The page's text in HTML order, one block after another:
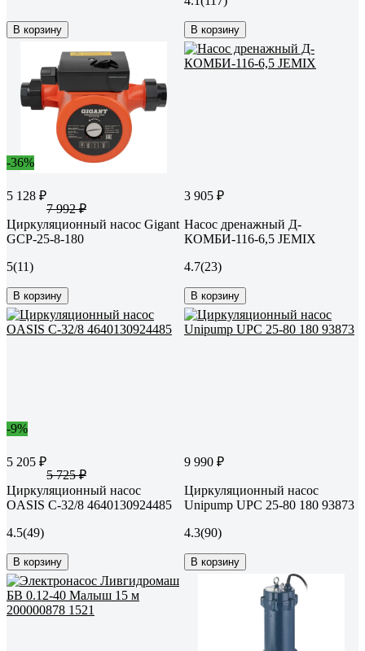
В корзину В корзину
-36%
5 128 ₽
7 992 ₽
Циркуляционный насос Gigant
GСP-25-8-180
5(11)
В корзину
3 905 ₽
Насос дренажный Д-
КОМБИ-116-6,5 JEMIX
4.7(23)
В корзину
-9%
5 205 ₽
5 725 ₽
Циркуляционный насос
OASIS C-32/8 4640130924485
4.5(49)
В корзину
9 990 ₽
Циркуляционный насос
Unipump UPС 25-80 180 93873
4.3(90)
В корзину